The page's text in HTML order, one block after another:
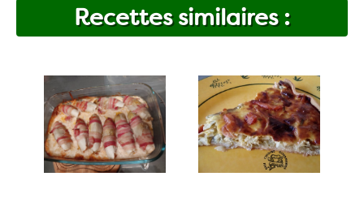
Recettes similaires :